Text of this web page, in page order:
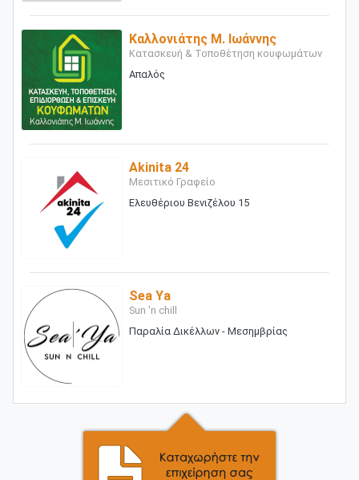
Καλλονιάτης Μ. Ιωάννης
Κατασκευή & Τοποθέτηση κουφωμάτων
Απαλός
Akinita 24
Μεσιτικό Γραφείο
Ελευθέριου Βενιζέλου 15
Sea Ya
Sun 'n chill
Παραλία Δικέλλων - Μεσημβρίας